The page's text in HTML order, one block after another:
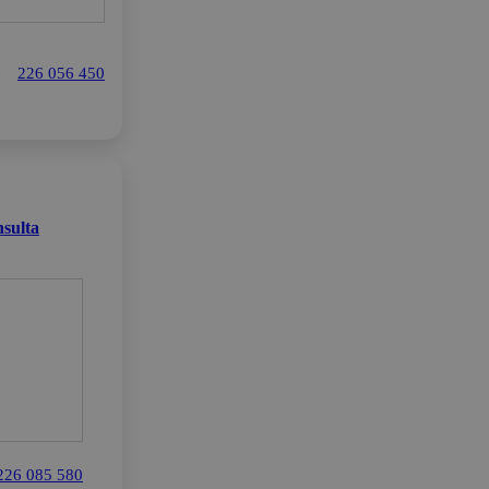
226 056 450
085 580